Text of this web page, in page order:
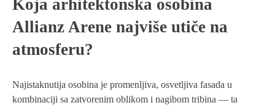
Koja arhitektonska osobina
Allianz Arene najviše utiče na
atmosferu?
Najistaknutija osobina je promenljiva, osvetljiva fasada u
kombinaciji sa zatvorenim oblikom i nagibom tribina — ta